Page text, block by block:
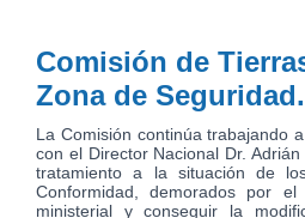
Comisión de
Zona de Seguridad.
La Comisión continúa trabajando
con el Director Nacional Dr.
tratamiento a la situación de
Conformidad, demorados por el
ministerial y conseguir la